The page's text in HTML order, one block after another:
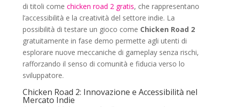
di titoli come chicken road 2 gratis, che rappresentano
l’accessibilità e la creatività del settore indie. La
possibilità di testare un gioco come Chicken Road 2
gratuitamente in fase demo permette agli utenti di
esplorare nuove meccaniche di gameplay senza rischi,
rafforzando il senso di comunità e fiducia verso lo
sviluppatore.
Chicken Road 2: Innovazione e Accessibilità nel
Mercato Indie